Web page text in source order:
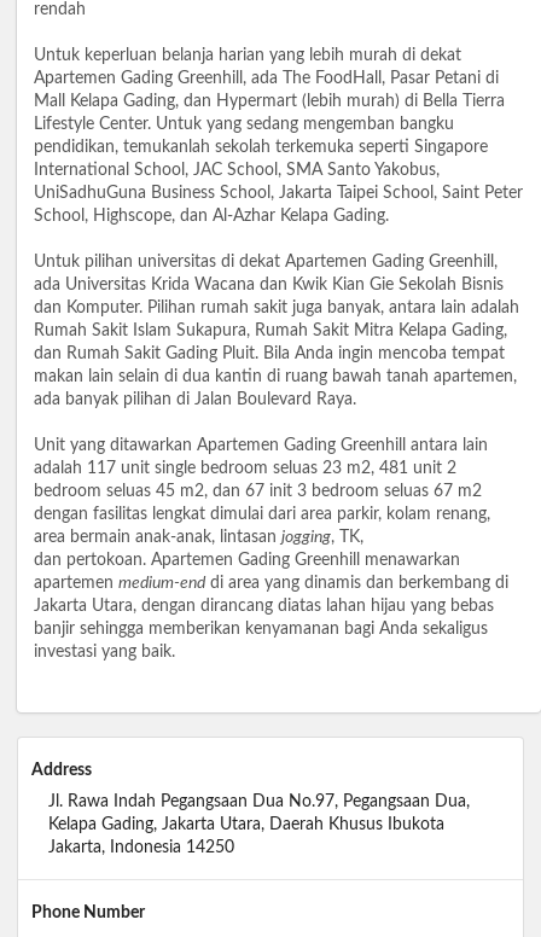
rendah
Untuk keperluan belanja harian yang lebih murah di dekat
Apartemen Gading Greenhill, ada The FoodHall, Pasar Petani di
Mall Kelapa Gading, dan Hypermart (lebih murah) di Bella Tierra
Lifestyle Center. Untuk yang sedang mengemban bangku
pendidikan, temukanlah sekolah terkemuka seperti Singapore
International School, JAC School, SMA Santo Yakobus,
UniSadhuGuna Business School, Jakarta Taipei School, Saint Peter
School, Highscope, dan Al-Azhar Kelapa Gading.
Untuk pilihan universitas di dekat Apartemen Gading Greenhill,
ada Universitas Krida Wacana dan Kwik Kian Gie Sekolah Bisnis
dan Komputer. Pilihan rumah sakit juga banyak, antara lain adalah
Rumah Sakit Islam Sukapura, Rumah Sakit Mitra Kelapa Gading,
dan Rumah Sakit Gading Pluit. Bila Anda ingin mencoba tempat
makan lain selain di dua kantin di ruang bawah tanah apartemen,
ada banyak pilihan di Jalan Boulevard Raya.
Unit yang ditawarkan Apartemen Gading Greenhill antara lain
adalah 117 unit single bedroom seluas 23 m2, 481 unit 2
bedroom seluas 45 m2, dan 67 init 3 bedroom seluas 67 m2
dengan fasilitas lengkat dimulai dari area parkir, kolam renang,
area bermain anak-anak, lintasan jogging, TK,
dan pertokoan. Apartemen Gading Greenhill menawarkan
apartemen medium-end di area yang dinamis dan berkembang di
Jakarta Utara, dengan dirancang diatas lahan hijau yang bebas
banjir sehingga memberikan kenyamanan bagi Anda sekaligus
investasi yang baik.
Address
Jl. Rawa Indah Pegangsaan Dua No.97, Pegangsaan Dua,
Kelapa Gading, Jakarta Utara, Daerah Khusus Ibukota
Jakarta, Indonesia 14250
Phone Number